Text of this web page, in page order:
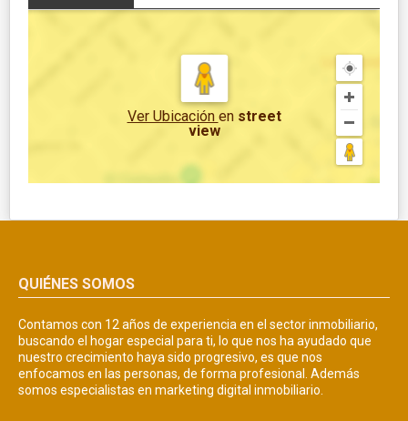
Ver Ubicación en street
view
QUIÉNES SOMOS
Contamos con 12 años de experiencia en el sector inmobiliario,
buscando el hogar especial para ti, lo que nos ha ayudado que
nuestro crecimiento haya sido progresivo, es que nos
enfocamos en las personas, de forma profesional. Además
somos especialistas en marketing digital inmobiliario.